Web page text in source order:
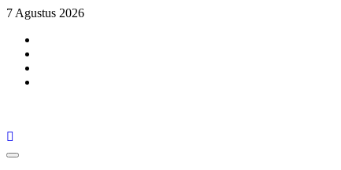
Skip
content
7 Agustus 2026
Primary